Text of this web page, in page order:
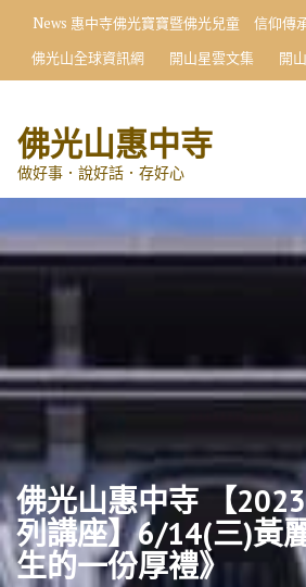
content
News 惠中寺佛光寶寶暨佛光兒童 信仰傳
佛光山全球資訊網
開山星雲文集 開
佛光山惠中寺
做好事．說好話．存好心
佛光山惠中寺 【
列講座】6/14(三)黃
生的一份厚禮》